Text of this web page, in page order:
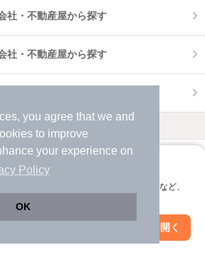
you agree that we and
to improve
your experience on
Policy
OK
えて、サクサクお部屋探し
ぐ使える。マップ検索やお気に入り保存など、
アプリを開く
社・不動産屋から探す
社・不動産屋から探す
の業者を探す
の業者を探す
絞り込み条件を変更